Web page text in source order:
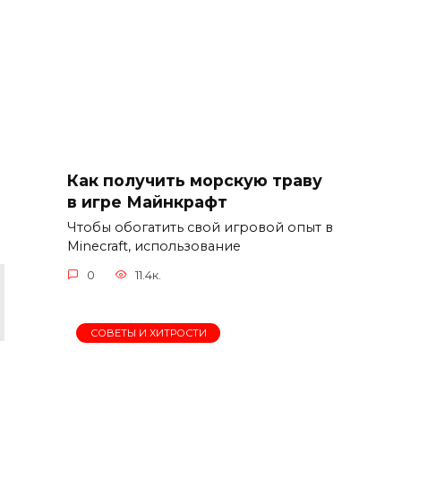
Как получить морскую траву
в игре Майнкрафт
Чтобы обогатить свой игровой опыт в
Minecraft, использование
0 11.4к.
СОВЕТЫ И ХИТРОСТИ